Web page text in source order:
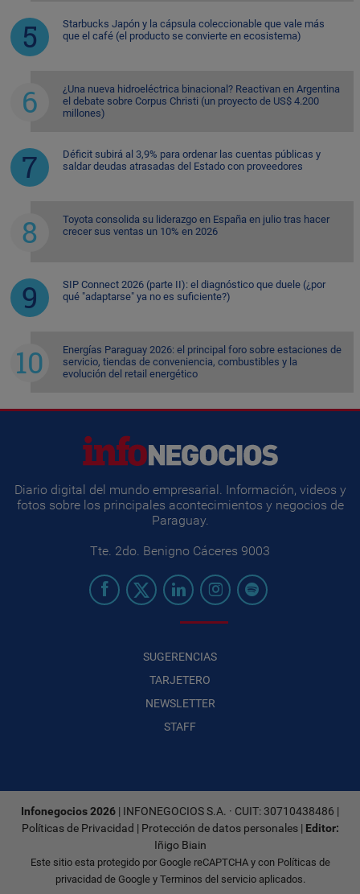
Starbucks Japón y la cápsula coleccionable que vale más
que el café (el producto se convierte en ecosistema)
¿Una nueva hidroeléctrica binacional? Reactivan en Argentina
el debate sobre Corpus Christi (un proyecto de US$ 4.200
millones)
Déficit subirá al 3,9% para ordenar las cuentas públicas y
saldar deudas atrasadas del Estado con proveedores
Toyota consolida su liderazgo en España en julio tras hacer
crecer sus ventas un 10% en 2026
SIP Connect 2026 (parte II): el diagnóstico que duele (¿por
qué "adaptarse" ya no es suficiente?)
Energías Paraguay 2026: el principal foro sobre estaciones de
servicio, tiendas de conveniencia, combustibles y la
evolución del retail energético
Diario digital del mundo empresarial. Información, videos y
fotos sobre los principales acontecimientos y negocios de
Paraguay.
Tte. 2do. Benigno Cáceres 9003
SUGERENCIAS
TARJETERO
NEWSLETTER
STAFF
Infonegocios 2026 | INFONEGOCIOS S.A. · CUIT: 30710438486 |
Políticas de Privacidad | Protección de datos personales| Editor:
Iñigo Biain
Este sitio esta protegido por Google reCAPTCHA y con Políticas de
privacidad de Googley Terminos del servicioaplicados.